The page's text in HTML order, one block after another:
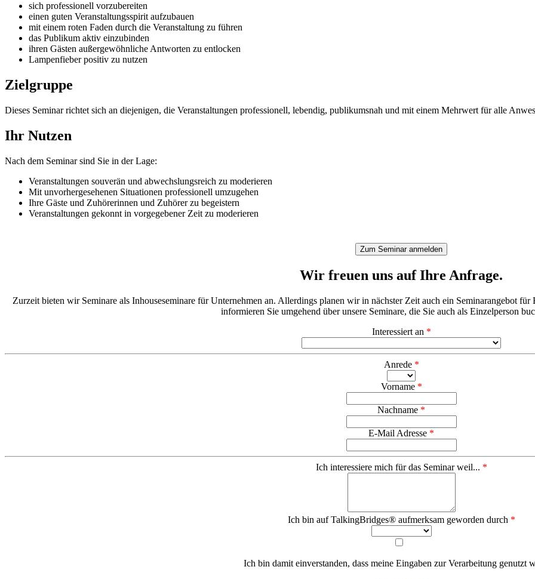
sich professionell vorzubereiten
einen guten Veranstaltungsspirit aufzubauen
mit einem roten Faden durch die Veranstaltung zu führen
das Publikum aktiv einzubinden
ihren Gästen außergewöhnliche Antworten zu entlocken
Lampenfieber positiv zu nutzen
Zielgruppe
Dieses Seminar richtet sich an diejenigen, die Veranstaltungen professionell, lebendig, publikumsnah und mit einem Mehrwert für alle
Ihr Nutzen
Nach dem Seminar sind Sie in der Lage:
Veranstaltungen souverän und abwechslungsreich zu moderieren
Mit unvorhergesehenen Situationen professionell umzugehen
Ihre Gäste und Zuhörerinnen und Zuhörer zu begeistern
Veranstaltungen gekonnt in vorgegebener Zeit zu moderieren
Zum Seminar anmelden
Wir freuen uns auf Ihre Anfrage.
Zurzeit bieten wir Seminare als Inhouseseminare für Unternehmen an. Allerdings planen wir in nächster Zeit auch ein Seminarangebot
informieren Sie umgehend über unsere Seminare, die Sie auch als Einzelperson
Interessiert an *
Anrede *
Vorname *
Nachname *
E-Mail Adresse *
Ich interessiere mich für das Seminar weil... *
Ich bin auf TalkingBridges® aufmerksam geworden durch *
Ich bin damit einverstanden, dass meine Eingaben zur Verarbeitung genutzt